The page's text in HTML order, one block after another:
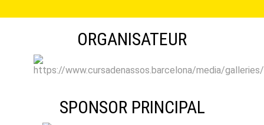
ORGANISATEUR
SPONSOR PRINCIPAL